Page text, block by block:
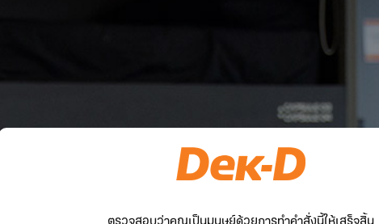
ตรวจสอบว่าคุณเป็นมนุษย์ด้วยการทำคำสั่งนี้ให้เสร็จสิ้น